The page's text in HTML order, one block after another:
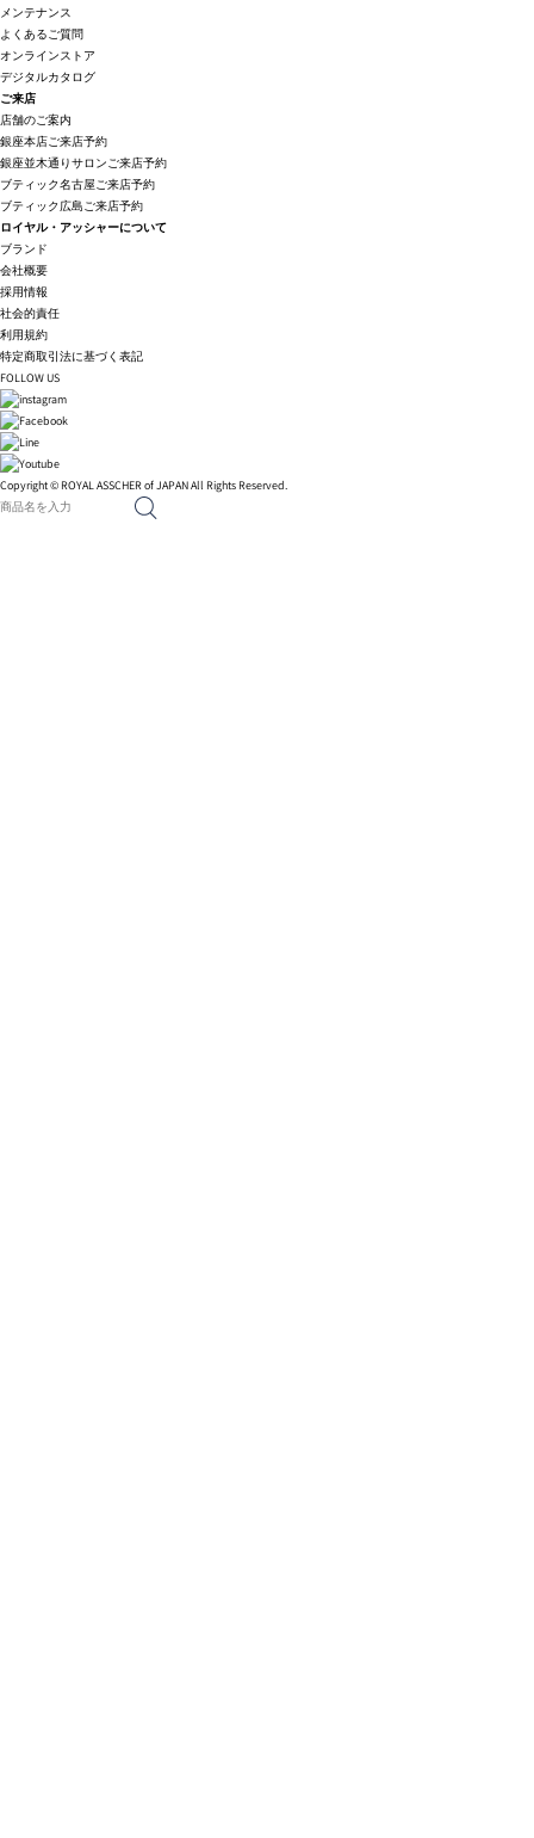
メンテナンス
よくあるご質問
オンラインストア
デジタルカタログ
ご来店
店舗のご案内
銀座本店ご来店予約
銀座並木通りサロンご来店予約
ブティック名古屋ご来店予約
ブティック広島ご来店予約
ロイヤル・アッシャーについて
ブランド
会社概要
採用情報
社会的責任
利用規約
特定商取引法に基づく表記
FOLLOW US
Copyright © ROYAL ASSCHER of JAPAN All Rights Reserved.